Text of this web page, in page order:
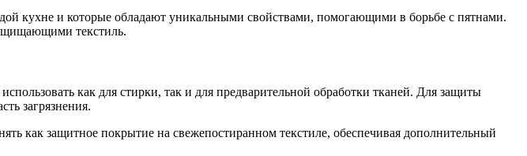
кухне и которые обладают уникальными свойствами, помогающими в борьбе с пятнами.
текстиль.
как для стирки, так и для предварительной обработки тканей. Для защиты
загрязнения.
как защитное покрытие на свежепостиранном текстиле, обеспечивая дополнительный